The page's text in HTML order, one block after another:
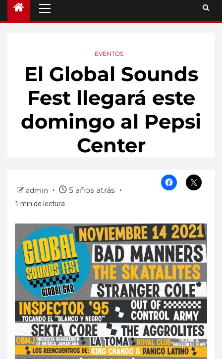
EVENTOS
El Global Sounds
Fest llegará este
domingo al Pepsi
Center
admin 5 años atrás
1 min de lectura